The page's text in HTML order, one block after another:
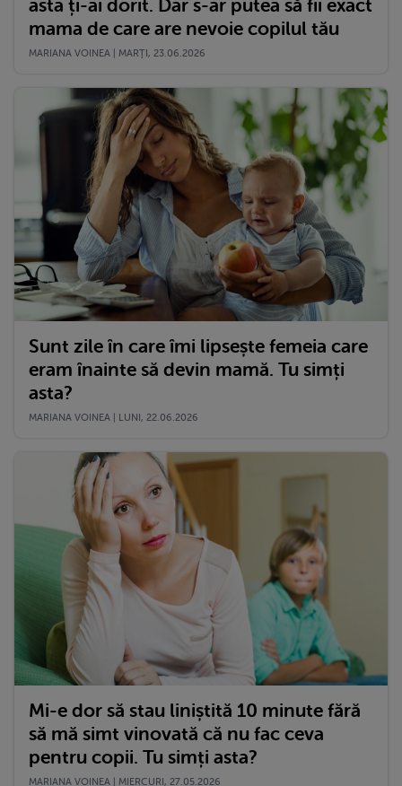
asta ți-ai dorit. Dar s-ar putea să fii exact
mama de care are nevoie copilul tău
MARIANA VOINEA | MARŢI, 23.06.2026
Sunt zile în care îmi lipsește femeia care
eram înainte să devin mamă. Tu simți
asta?
MARIANA VOINEA | LUNI, 22.06.2026
Mi-e dor să stau liniștită 10 minute fără
să mă simt vinovată că nu fac ceva
pentru copii. Tu simți asta?
MARIANA VOINEA | MIERCURI, 27.05.2026